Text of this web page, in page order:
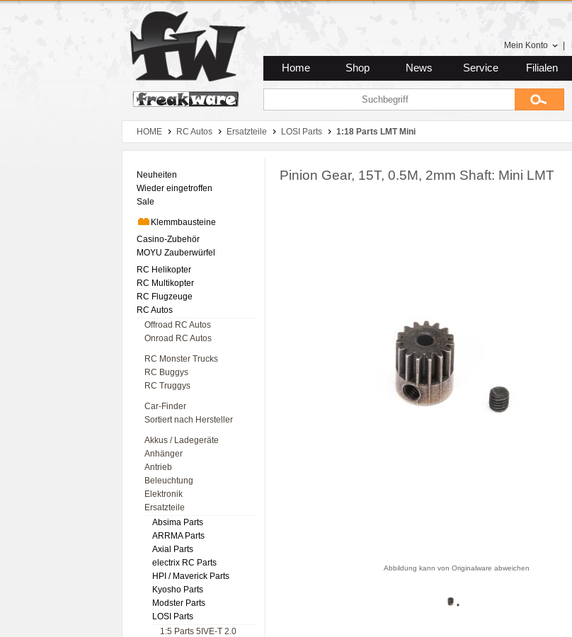
Zum Hauptmenue
Zum Seiteninhalt
Zum Warenkob
Mein Konto
Home Shop News Service Filialen
HOME RC Autos Ersatzteile LOSI Parts 1:18 Parts LMT Mini
Neuheiten
Wieder eingetroffen
Sale
Klemmbausteine
Casino-Zubehör
MOYU Zauberwürfel
RC Helikopter
RC Multikopter
RC Flugzeuge
RC Autos
Offroad RC Autos
Onroad RC Autos
RC Monster Trucks
RC Buggys
RC Truggys
Car-Finder
Sortiert nach Hersteller
Akkus / Ladegeräte
Anhänger
Antrieb
Beleuchtung
Elektronik
Ersatzteile
Absima Parts
ARRMA Parts
Axial Parts
electrix RC Parts
HPI / Maverick Parts
Kyosho Parts
Modster Parts
LOSI Parts
1:5 Parts 5IVE-T 2.0
Pinion Gear, 15T, 0.5M, 2mm Shaft: Mini LMT
Abbildung kann von Originalware abweichen